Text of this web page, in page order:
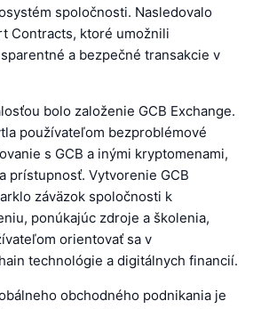
spoločnosti. Nasledovalo
Contracts, ktoré umožnili
a bezpečné transakcie v
bolo založenie GCB Exchange.
používateľom bezproblémové
s GCB a inými kryptomenami,
prístupnosť. Vytvorenie GCB
záväzok spoločnosti k
ponúkajúc zdroje a školenia,
orientovať sa v
technológie a digitálnych financií.
obchodného podnikania je